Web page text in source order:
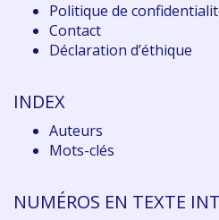
Politique de
Contact
Déclaration d’éthique
INDEX
Auteurs
Mots-clés
NUMÉROS EN TEXTE